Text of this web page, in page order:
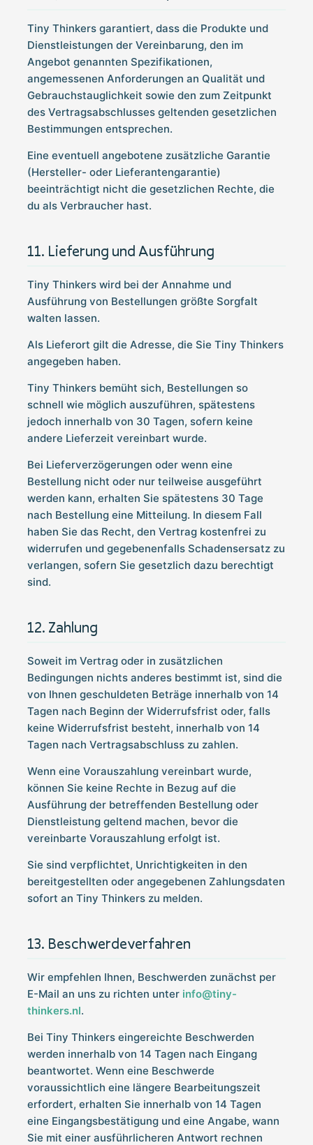
Tiny Thinkers garantiert, dass die Produkte und
Dienstleistungen der Vereinbarung, den im
Angebot genannten Spezifikationen,
angemessenen Anforderungen an Qualität und
Gebrauchstauglichkeit sowie den zum Zeitpunkt
des Vertragsabschlusses geltenden gesetzlichen
Bestimmungen entsprechen.
Eine eventuell angebotene zusätzliche Garantie
(Hersteller- oder Lieferantengarantie)
beeinträchtigt nicht die gesetzlichen Rechte, die
du als Verbraucher hast.
Lieferung und Ausführung
Tiny Thinkers wird bei der Annahme und
Ausführung von Bestellungen größte Sorgfalt
walten lassen.
Als Lieferort gilt die Adresse, die Sie Tiny Thinkers
angegeben haben.
Tiny Thinkers bemüht sich, Bestellungen so
schnell wie möglich auszuführen, spätestens
jedoch innerhalb von 30 Tagen, sofern keine
andere Lieferzeit vereinbart wurde.
Bei Lieferverzögerungen oder wenn eine
Bestellung nicht oder nur teilweise ausgeführt
werden kann, erhalten Sie spätestens 30 Tage
nach Bestellung eine Mitteilung. In diesem Fall
haben Sie das Recht, den Vertrag kostenfrei zu
widerrufen und gegebenenfalls Schadensersatz zu
verlangen, sofern Sie gesetzlich dazu berechtigt
sind.
Zahlung
Soweit im Vertrag oder in zusätzlichen
Bedingungen nichts anderes bestimmt ist, sind die
von Ihnen geschuldeten Beträge innerhalb von 14
Tagen nach Beginn der Widerrufsfrist oder, falls
keine Widerrufsfrist besteht, innerhalb von 14
Tagen nach Vertragsabschluss zu zahlen.
Wenn eine Vorauszahlung vereinbart wurde,
können Sie keine Rechte in Bezug auf die
Ausführung der betreffenden Bestellung oder
Dienstleistung geltend machen, bevor die
vereinbarte Vorauszahlung erfolgt ist.
Sie sind verpflichtet, Unrichtigkeiten in den
bereitgestellten oder angegebenen Zahlungsdaten
sofort an Tiny Thinkers zu melden.
Beschwerdeverfahren
Wir empfehlen Ihnen, Beschwerden zunächst per
E-Mail an uns zu richten unter info@tiny-
thinkers.nl.
Bei Tiny Thinkers eingereichte Beschwerden
werden innerhalb von 14 Tagen nach Eingang
beantwortet. Wenn eine Beschwerde
voraussichtlich eine längere Bearbeitungszeit
erfordert, erhalten Sie innerhalb von 14 Tagen
eine Eingangsbestätigung und eine Angabe, wann
Sie mit einer ausführlicheren Antwort rechnen